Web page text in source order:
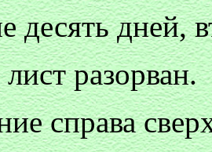
десять дней,
разорван.
справа